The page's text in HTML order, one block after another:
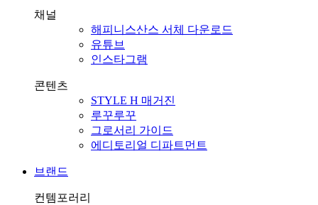
채널
해피니스산스 서체 다운로드
유튜브
인스타그램
콘텐츠
STYLE H 매거진
루꾸루꾸
그로서리 가이드
에디토리얼 디파트먼트
브랜드
컨템포러리